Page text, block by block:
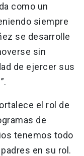
como un
siempre
se desarrolle
sin
de ejercer sus
el rol de
de
tenemos todo
en su rol.